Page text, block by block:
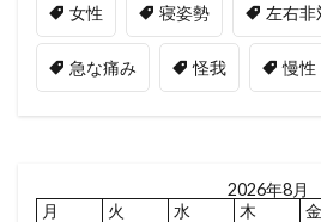
女性 寝姿勢 左右非
急な痛み 怪我 慢性
2026年8月
月
火 水 木 金